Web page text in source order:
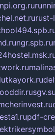
rust-
ngr.spb.ru
sgv.su
cherinvest.ru
pdf-